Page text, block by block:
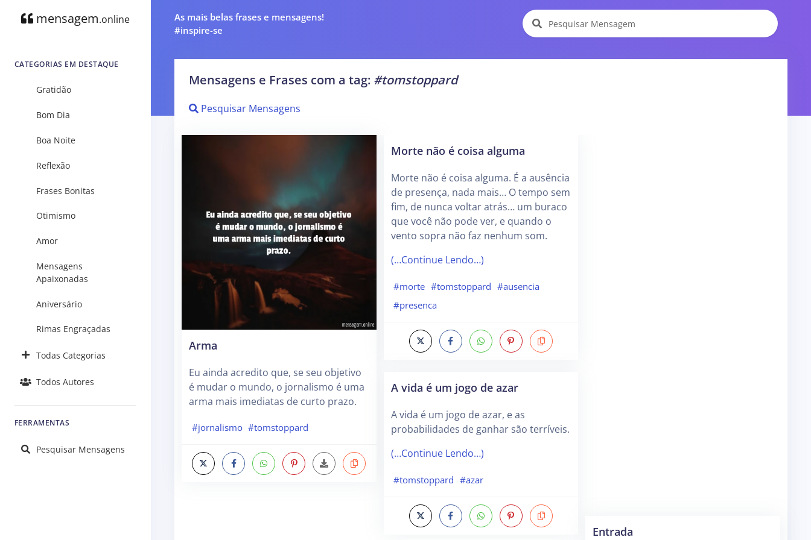
mensagem.online
CATEGORIAS EM DESTAQUE
Gratidão
Bom Dia
Boa Noite
Reflexão
Frases Bonitas
Otimismo
Amor
Mensagens
Apaixonadas
Aniversário
Rimas Engraçadas
Todas Categorias
Todos Autores
FERRAMENTAS
Pesquisar Mensagens
As mais belas frases e mensagens!
#inspire-se
Mensagens e Frases com a tag: #tomstoppard
Pesquisar Mensagens
Arma
Eu ainda acredito que, se seu objetivo
é mudar o mundo, o jornalismo é uma
arma mais imediatas de curto prazo.
#jornalismo #tomstoppard
Morte não é coisa alguma
Morte não é coisa alguma. É a ausência
de presença, nada mais… O tempo sem
fim, de nunca voltar atrás… um buraco
que você não pode ver, e quando o
vento sopra não faz nenhum som.
(…Continue Lendo…)
#morte #tomstoppard #ausencia
#presenca
A vida é um jogo de azar
A vida é um jogo de azar, e as
probabilidades de ganhar são terríveis.
(…Continue Lendo…)
#tomstoppard #azar
Entrada